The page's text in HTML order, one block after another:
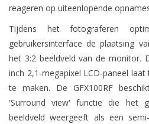
reageren op uiteenlopende
Tijdens het fotograferen
gebruikersinterface de plaatsing
het 3:2 beeldveld van de monitor.
inch 2,1-megapixel LCD-paneel
te maken. De GFX100RF
'Surround view' functie die het
beeldveld weergeeft als een